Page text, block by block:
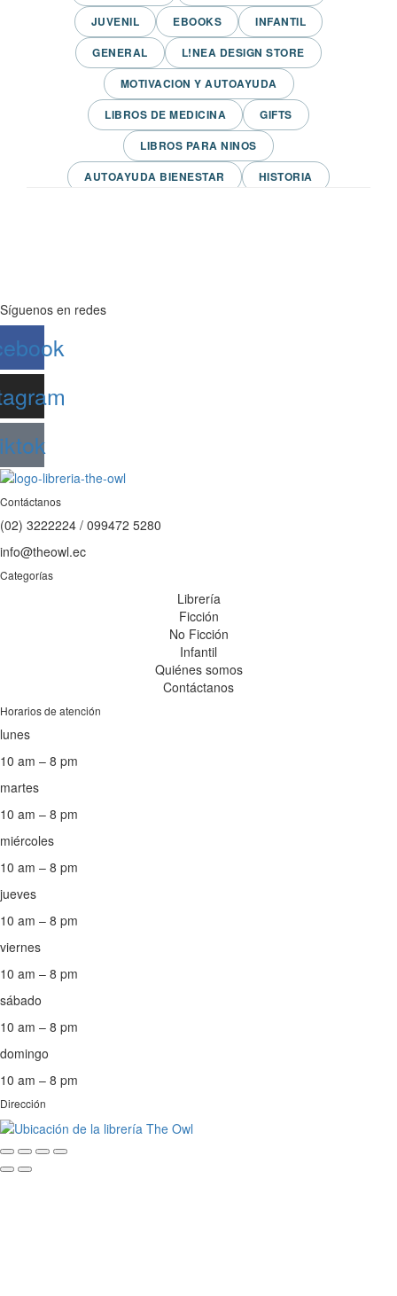
JUVENIL
EBOOKS
INFANTIL
GENERAL
L!NEA DESIGN STORE
MOTIVACION Y AUTOAYUDA
LIBROS DE MEDICINA
GIFTS
LIBROS PARA NINOS
AUTOAYUDA BIENESTAR
HISTORIA
Síguenos en redes
Contáctanos
(02) 3222224 / 099472 5280
info@theowl.ec
Categorías
Librería
Ficción
No Ficción
Infantil
Quiénes somos
Contáctanos
Horarios de atención
lunes
10 am – 8 pm
martes
10 am – 8 pm
miércoles
10 am – 8 pm
jueves
10 am – 8 pm
viernes
10 am – 8 pm
sábado
10 am – 8 pm
domingo
10 am – 8 pm
Dirección